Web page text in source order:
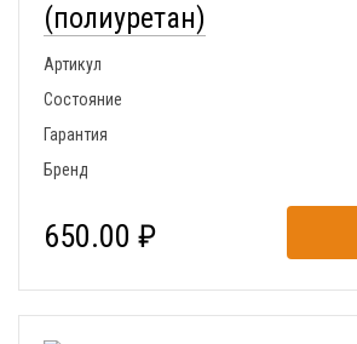
(полиуретан)
Артикул
Состояние
Гарантия
Бренд
650.00 ₽